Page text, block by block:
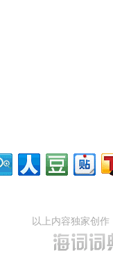
以上内容独家创作